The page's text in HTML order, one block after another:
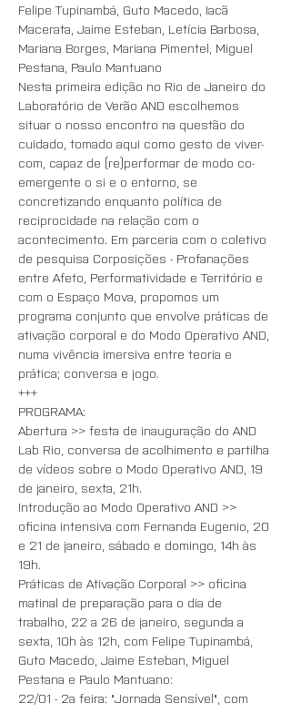
Felipe Tupinambá, Guto Macedo, Iacã
Macerata, Jaime Esteban, Letícia Barbosa,
Mariana Borges, Mariana Pimentel, Miguel
Pestana, Paulo Mantuano
Nesta primeira edição no Rio de Janeiro do
Laboratório de Verão AND escolhemos
situar o nosso encontro na questão do
cuidado, tomado aqui como gesto de viver-
com, capaz de (re)performar de modo co-
emergente o si e o entorno, se
concretizando enquanto política de
reciprocidade na relação com o
acontecimento. Em parceria com o coletivo
de pesquisa Corposições - Profanações
entre Afeto, Performatividade e Território e
com o Espaço Mova, propomos um
programa conjunto que envolve práticas de
ativação corporal e do Modo Operativo AND,
numa vivência imersiva entre teoria e
prática; conversa e jogo.
+++
PROGRAMA:
Abertura >> festa de inauguração do AND
Lab Rio, conversa de acolhimento e partilha
de vídeos sobre o Modo Operativo AND, 19
de janeiro, sexta, 21h.
Introdução ao Modo Operativo AND >>
oficina intensiva com Fernanda Eugenio, 20
e 21 de janeiro, sábado e domingo, 14h às
19h.
Práticas de Ativação Corporal >> oficina
matinal de preparação para o dia de
trabalho, 22 a 26 de janeiro, segunda a
sexta, 10h às 12h, com Felipe Tupinambá,
Guto Macedo, Jaime Esteban, Miguel
Pestana e Paulo Mantuano:
22/01 - 2a feira: "Jornada Sensível", com